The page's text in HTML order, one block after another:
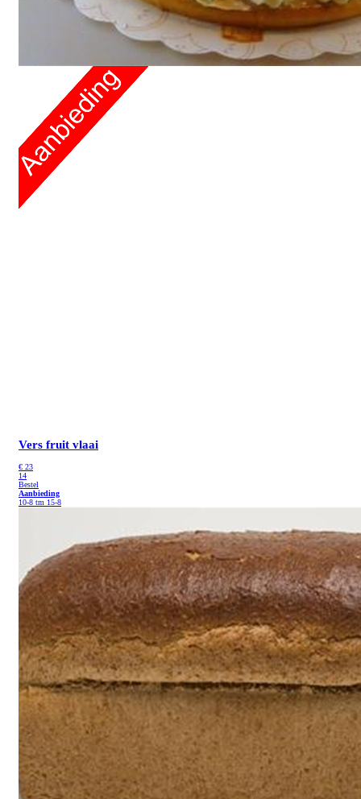
Vers fruit vlaai
€ 23
14
Bestel
Aanbieding
10-8 tm 15-8